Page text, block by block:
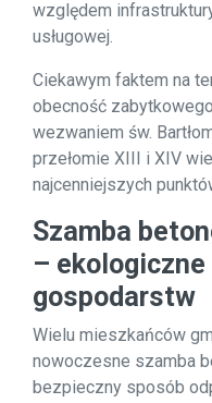
względem
usługowej.
Ciekawym faktem na
obecność
wezwaniem św.
przełomie XIII i XIV
najcenniejszych
Szamba
–
gospodarstw
Wielu mieszkańców
nowoczesne szamba
bezpieczny sposób